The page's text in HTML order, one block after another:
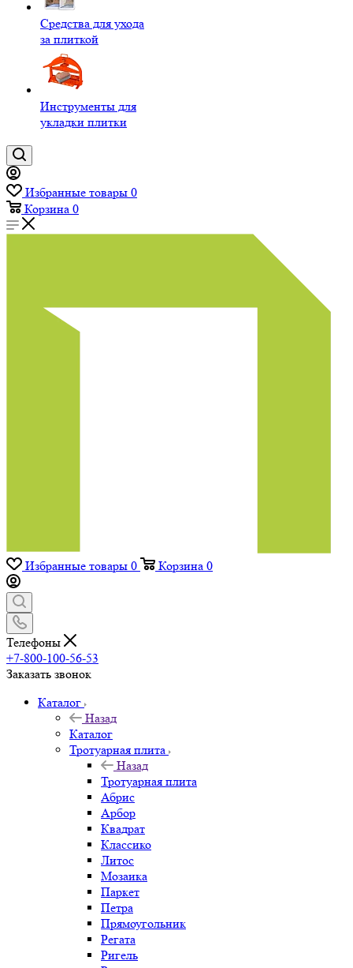
Средства для ухода
за плиткой
Инструменты для
укладки плитки
Избранные товары 0
Корзина 0
Избранные товары 0 Корзина 0
Телефоны
+7-800-100-56-53
Заказать звонок
Каталог
Назад
Каталог
Тротуарная плита
Назад
Тротуарная плита
Абрис
Арбор
Квадрат
Классико
Литос
Мозаика
Паркет
Петра
Прямоугольник
Регата
Ригель